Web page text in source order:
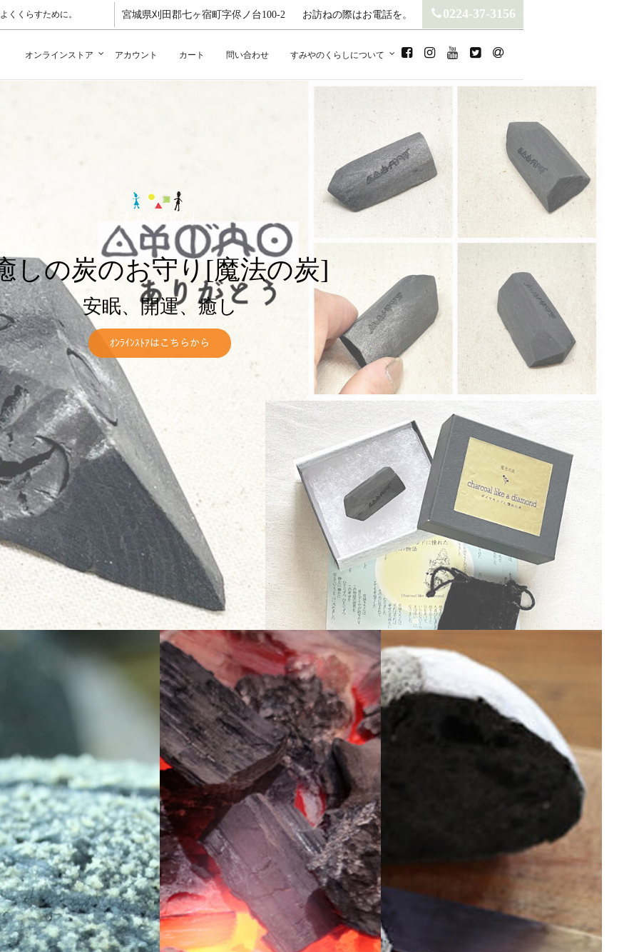
くくらすために。 宮城県刈田郡七ヶ宿町字侭ノ台100-2 お訪ねの際はお電話を。 0224-37-3156
オンラインストア アカウント カート 問い合わせ すみやのくらしについて
き、食べ物の販売は現在休止中です
ールや個別にメッセージください。 対応可能かどうか
お返事します。
ｵﾝﾗｲﾝｽﾄｱはこちらから